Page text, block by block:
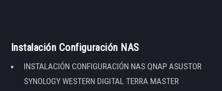
Instalación Configuración NAS
INSTALACIÓN CONFIGURACIÓN NAS QNAP ASUSTOR
SYNOLOGY WESTERN DIGITAL TERRA MASTER